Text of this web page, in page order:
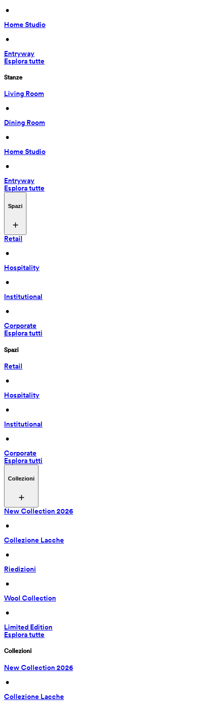
•
Home Studio
•
Entryway
Esplora tutte
Stanze
Living Room
•
Dining Room
•
Home Studio
•
Entryway
Esplora tutte
Spazi
Retail
•
Hospitality
•
Institutional
•
Corporate
Esplora tutti
Spazi
Retail
•
Hospitality
•
Institutional
•
Corporate
Esplora tutti
Collezioni
New Collection 2026
•
Collezione Lacche
•
Riedizioni
•
Wool Collection
•
Limited Edition
Esplora tutte
Collezioni
New Collection 2026
•
Collezione Lacche